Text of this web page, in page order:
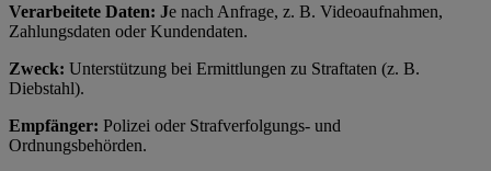
Verarbeitete Daten: Je nach Anfrage, z. B. Videoaufnahmen,
Zahlungsdaten oder Kundendaten.
Zweck: Unterstützung bei Ermittlungen zu Straftaten (z. B.
Diebstahl).
Empfänger: Polizei oder Strafverfolgungs- und
Ordnungsbehörden.